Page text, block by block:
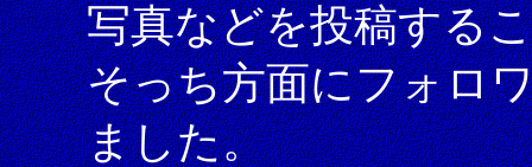
写真などを投稿する
そっち方面にフォロ
ました。